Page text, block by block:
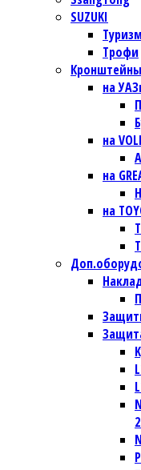
SUZUKI
Трофи
на
на
на
на